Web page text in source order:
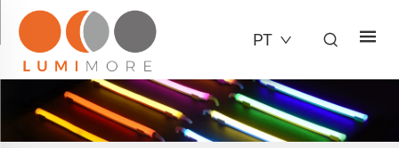
PT